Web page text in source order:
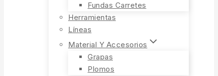
Fundas Carretes
Herramientas
Líneas
Material Y Accesorios
Grapas
Plomos